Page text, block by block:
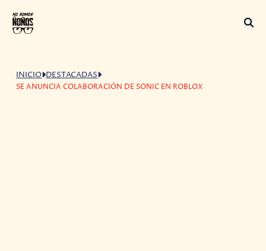
INICIO DESTACADAS
SE ANUNCIA COLABORACIÓN DE SONIC EN ROBLOX